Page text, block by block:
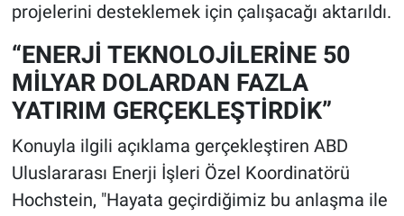
projelerini desteklemek için çalışacağı aktarıldı.
“ENERJİ TEKNOLOJİLERİNE 50
MİLYAR DOLARDAN FAZLA
YATIRIM GERÇEKLEŞTİRDİK”
Konuyla ilgili açıklama gerçekleştiren ABD
Uluslararası Enerji İşleri Özel Koordinatörü
Hochstein, "Hayata geçirdiğimiz bu anlaşma ile